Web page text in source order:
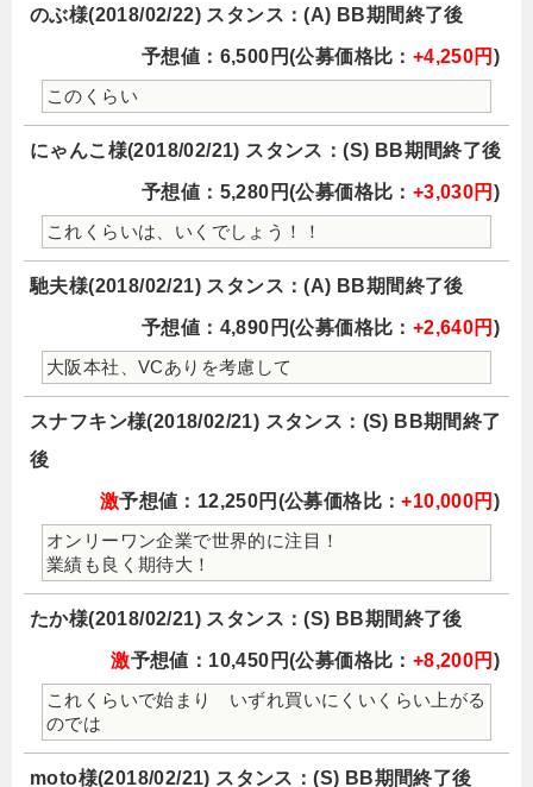
のぶ様(2018/02/22) スタンス：(A) BB期間終了後
予想値：6,500円(公募価格比： +4,250円 )
このくらい
にゃんこ様(2018/02/21) スタンス：(S) BB期間終了後
予想値：5,280円(公募価格比： +3,030円 )
これくらいは、いくでしょう！！
馳夫様(2018/02/21) スタンス：(A) BB期間終了後
予想値：4,890円(公募価格比： +2,640円 )
大阪本社、VCありを考慮して
スナフキン様(2018/02/21) スタンス：(S) BB期間終了
後
激予想値：12,250円(公募価格比：+10,000円 )
オンリーワン企業で世界的に注目！
業績も良く期待大！
たか様(2018/02/21) スタンス：(S) BB期間終了後
激予想値：10,450円(公募価格比： +8,200円 )
これくらいで始まり いずれ買いにくいくらい上がる
のでは
moto様(2018/02/21) スタンス：(S) BB期間終了後